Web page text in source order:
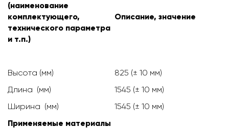
(наименование
комплектующего,
технического параметра
и т.п.)
Описание, значение
Высота (мм)
825 (± 10 мм)
Длина (мм)
1545 (± 10 мм)
Ширина (мм)
1545 (± 10 мм)
Применяемые материалы